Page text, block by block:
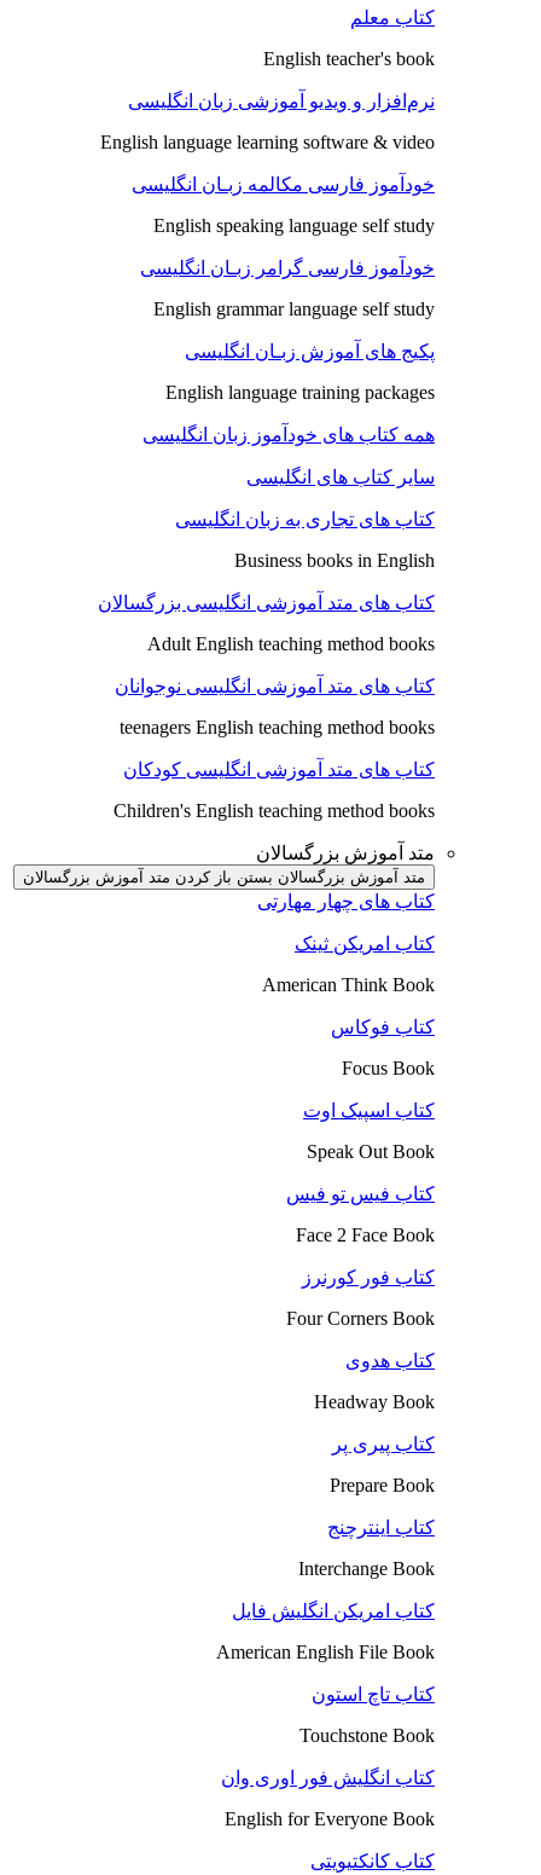
کتاب معلم
English teacher's book
نرم‌افزار و ویدیو آموزشی زبان انگلیسی
English language learning software & video
خودآموز فارسی مکالمه زبـان انگلیسی
English speaking language self study
خودآموز فارسی گرامر زبـان انگلیسی
English grammar language self study
پکیج های آموزش زبـان انگلیسی
English language training packages
همه کتاب های خودآموز زبان انگلیسی
سایر کتاب های انگلیسی
کتاب های تجاری به زبان انگلیسی
Business books in English
کتاب های متد آموزشی انگلیسی بزرگسالان
Adult English teaching method books
کتاب های متد آموزشی انگلیسی نوجوانان
teenagers English teaching method books
کتاب های متد آموزشی انگلیسی کودکان
Children's English teaching method books
متد آموزش بزرگسالان
متد آموزش بزرگسالان بستن باز کردن متد آموزش بزرگسالان
کتاب های چهار مهارتی
کتاب امریکن ثینک
American Think Book
کتاب فوکاس
Focus Book
کتاب اسپیک اوت
Speak Out Book
کتاب فیس تو فیس
Face 2 Face Book
کتاب فور کورنرز
Four Corners Book
کتاب هدوی
Headway Book
کتاب پیری پر
Prepare Book
کتاب اینترچنج
Interchange Book
کتاب امریکن انگلیش فایل
American English File Book
کتاب تاچ استون
Touchstone Book
کتاب انگلیش فور اوری وان
English for Everyone Book
کتاب کانکتیویتی